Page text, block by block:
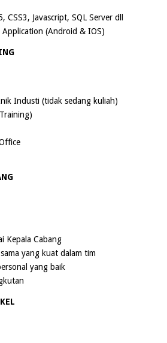
Javascript, SQL Server dll
(Android & IOS)
Industi (tidak sedang kuliah)
Kepala Cabang
yang kuat dalam tim
yang baik